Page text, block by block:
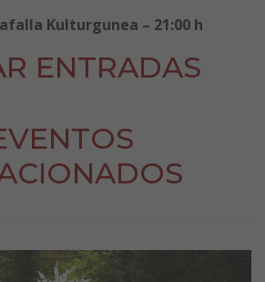
Kulturgunea – 21:00 h
ENTRADAS